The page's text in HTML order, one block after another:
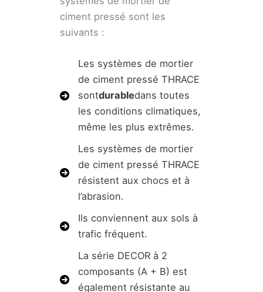
ciment pressé sont les
suivants :
Les systèmes de mortier
de ciment pressé THRACE
sontdurabledans toutes
les conditions climatiques,
même les plus extrêmes.
Les systèmes de mortier
de ciment pressé THRACE
résistent aux chocs et à
l’abrasion.
Ils conviennent aux sols à
trafic fréquent.
La série DECOR à 2
composants (A + B) est
également résistante au